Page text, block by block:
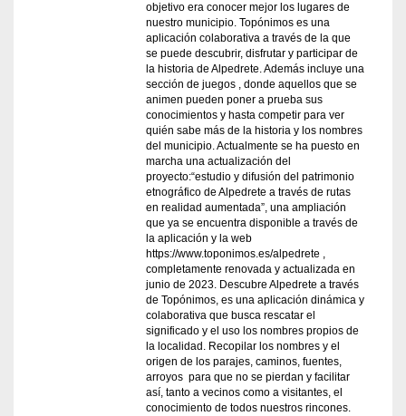
objetivo era conocer mejor los lugares de
nuestro municipio. Topónimos es una
aplicación colaborativa a través de la que
se puede descubrir, disfrutar y participar de
la historia de Alpedrete. Además incluye una
sección de juegos , donde aquellos que se
animen pueden poner a prueba sus
conocimientos y hasta competir para ver
quién sabe más de la historia y los nombres
del municipio. Actualmente se ha puesto en
marcha una actualización del
proyecto:“estudio y difusión del patrimonio
etnográfico de Alpedrete a través de rutas
en realidad aumentada”, una ampliación
que ya se encuentra disponible a través de
la aplicación y la web
https://www.toponimos.es/alpedrete ,
completamente renovada y actualizada en
junio de 2023. Descubre Alpedrete a través
de Topónimos, es una aplicación dinámica y
colaborativa que busca rescatar el
significado y el uso los nombres propios de
la localidad. Recopilar los nombres y el
origen de los parajes, caminos, fuentes,
arroyos para que no se pierdan y facilitar
así, tanto a vecinos como a visitantes, el
conocimiento de todos nuestros rincones.